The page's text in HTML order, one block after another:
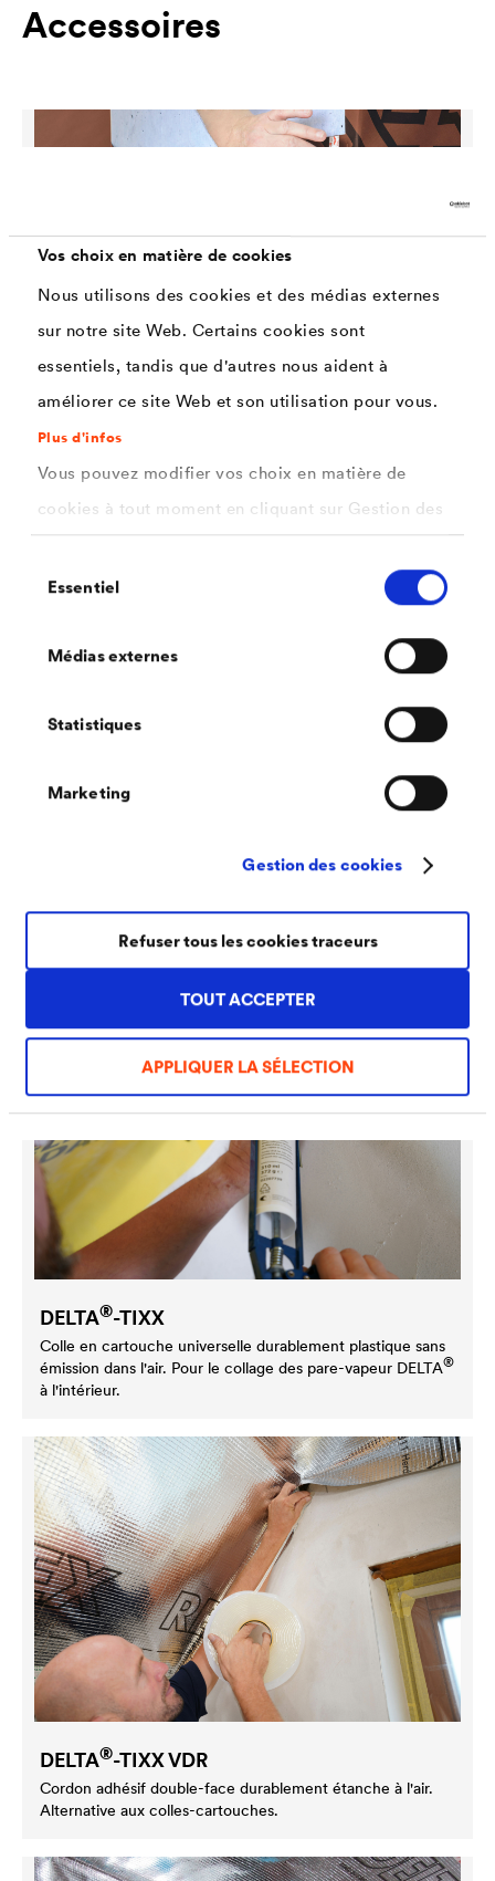
Vos choix en matière de cookies
Nous utilisons des cookies et des médias externes
sur notre site Web. Certains cookies sont
essentiels, tandis que d'autres nous aident à
améliorer ce site Web et son utilisation pour vous.
Plus d'infos
Vous pouvez modifier vos choix en matière de
cookies à tout moment en cliquant sur Gestion des
informations dans notre
politique de confidentialité
Sélectionnez les cookies que vous souhaitez
duEssentiel
Médias externes
Statistiques
Marketing
Gestion des cookies
TOUT ACCEPTER
APPLIQUER LA SÉLECTION
Refuser tous les cookies traceurs
Accessoires
DELTA -MULTI-BAND
vieillissement avec pouvoir collant maximal pour
applications intérieures et extérieures.
-INSIDE-BAND
exclusivement.
DELTA®-TIXX
Colle en cartouche universelle durablement plastique sans
émission dans l'air. Pour le collage des pare-vapeur DELTA®
à l'intérieur.
DELTA®-TIXX VDR
Cordon adhésif double-face durablement étanche à l'air.
Alternative aux colles-cartouches.